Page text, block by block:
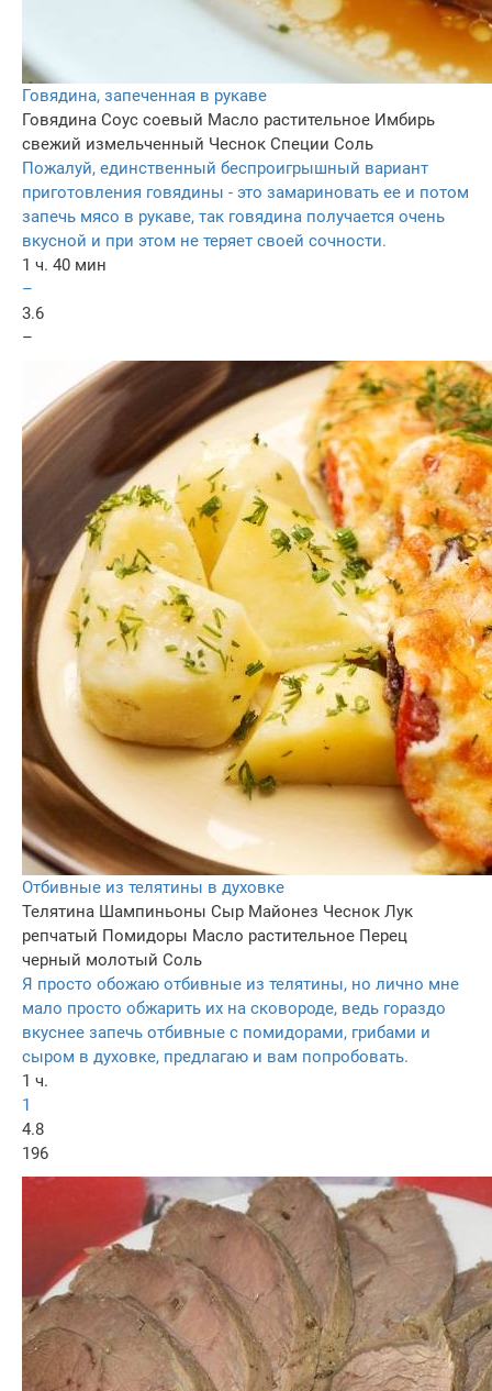
Говядина, запеченная в рукаве
Говядина Соус соевый Масло растительное Имбирь
свежий измельченный Чеснок Специи Соль
Пожалуй, единственный беспроигрышный вариант
приготовления говядины - это замариновать ее и потом
запечь мясо в рукаве, так говядина получается очень
вкусной и при этом не теряет своей сочности.
1 ч. 40 мин
–
3.6
–
Отбивные из телятины в духовке
Телятина Шампиньоны Сыр Майонез Чеснок Лук
репчатый Помидоры Масло растительное Перец
черный молотый Соль
Я просто обожаю отбивные из телятины, но лично мне
мало просто обжарить их на сковороде, ведь гораздо
вкуснее запечь отбивные с помидорами, грибами и
сыром в духовке, предлагаю и вам попробовать.
1 ч.
1
4.8
196